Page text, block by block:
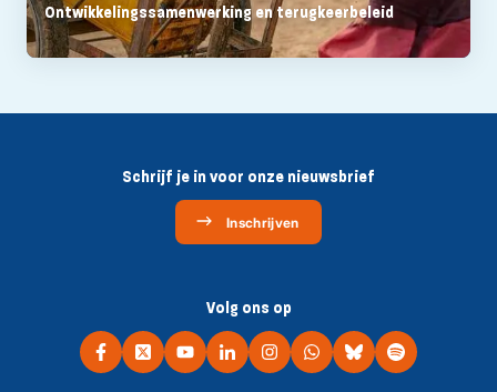
Ontwikkelingssamenwerking en terugkeerbeleid
Schrijf je in voor onze nieuwsbrief
Inschrijven
Volg ons op